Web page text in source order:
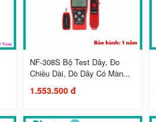
NF-308S Bộ Test Dây, Đo
Chiều Dài, Dò Dây Có Màn...
1.553.500 đ